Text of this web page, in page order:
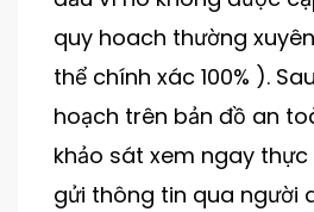
quy hoach thường
thể chính xác 100% ).
hoạch trên bản đồ an
khảo sát xem ngay
gửi thông tin qua người